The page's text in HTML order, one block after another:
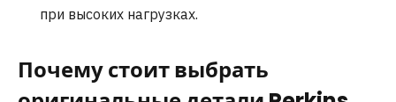
при высоких нагрузках.
Почему стоит выбрать